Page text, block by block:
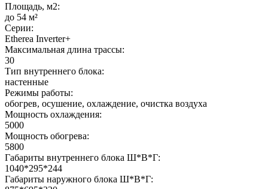
Площадь, м2:
до 54 м²
Серии:
Etherea Inverter+
Максимальная длина трассы:
30
Тип внутреннего блока:
настенные
Режимы работы:
обогрев, осушение, охлаждение, очистка воздуха
Мощность охлаждения:
5000
Мощность обогрева:
5800
Габариты внутреннего блока Ш*В*Г:
1040*295*244
Габариты наружного блока Ш*В*Г: